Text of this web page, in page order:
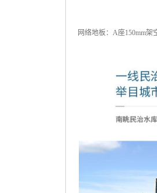
网络地板：A座150mm